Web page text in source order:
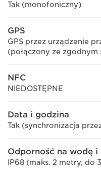
Tak (monofoniczny)
GPS
GPS przez urządzenie
(połączony ze
NFC
NIEDOSTĘPNE
Data i godzina
Tak (synchronizacja
Odporność na wodę i
IP68 (maks. 2 metry, do